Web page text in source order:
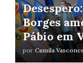
Borges
Pábio em
por Camila